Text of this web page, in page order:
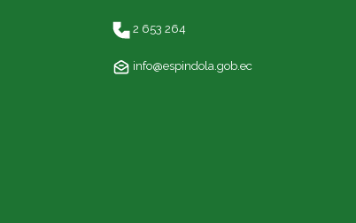
2 653 264
info@espindola.gob.ec